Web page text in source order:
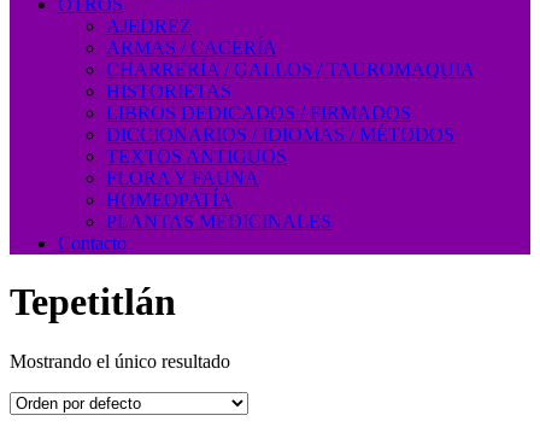
OTROS
AJEDREZ
ARMAS / CACERÍA
CHARRERÍA / GALLOS / TAUROMAQUIA
HISTORIETAS
LIBROS DEDICADOS / FIRMADOS
DICCIONARIOS / IDIOMAS / MÉTODOS
TEXTOS ANTIGUOS
FLORA Y FAUNA
HOMEOPATÍA
PLANTAS MEDICINALES
Contacto
Tepetitlán
Mostrando el único resultado